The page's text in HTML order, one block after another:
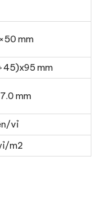
mm
mm
mm
vỉ
m2